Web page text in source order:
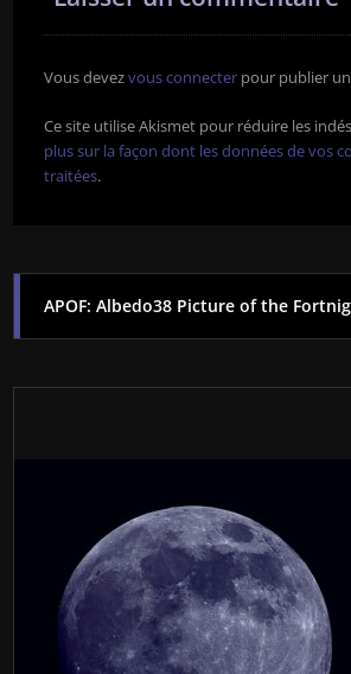
Vous devezvous connecterpour publier
Ce site utilise Akismet pour réduire les
plus sur la façon dont les données de vos
traitées.
APOF: Albedo38 Picture of the